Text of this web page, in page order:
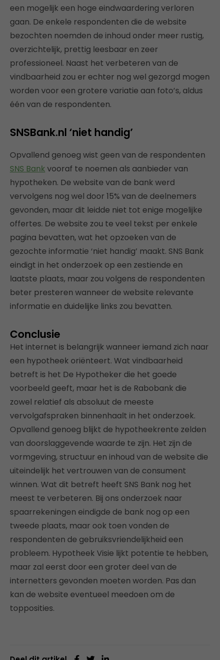
een mogelijk een hoge eindwaardering verloren
gaan. De enkele respondenten die de website
bezochten noemden de inhoud onder meer rustig,
overzichtelijk, prettig leesbaar en zeer
professioneel. Naast het verbeteren van de
vindbaarheid zou er echter nog wel gezorgd mogen
worden voor een grotere variatie aan foto’s, aldus
één van de respondenten.
SNSBank.nl ‘niet handig’
Opvallend genoeg wist geen van de respondenten
SNS Bank vooraf te noemen als aanbieder van
hypotheken. De website van de bank werd
vervolgens nog wel door 15% van de deelnemers
gevonden, maar dit leidde niet tot enige mogelijke
offertes. De website zou te veel tekst per enkele
pagina bevatten, wat het opzoeken van de
gezochte informatie ‘niet handig’ maakt. SNS Bank
eindigt in het onderzoek op een zestiende en
laatste plaats, maar zou volgens de respondenten
beter presteren wanneer de website relevante
informatie en duidelijke links zou bevatten.
Conclusie
Het internet is belangrijk wanneer iemand zich naar
een hypotheek oriënteert. Wat vindbaarheid
betreft is het De Hypotheker die het goede
voorbeeld geeft, maar het is de Rabobank die
zowel relatief als absoluut de meeste
vervolgafspraken binnenhaalt in het onderzoek.
Opvallend genoeg blijkt de hypotheekrente zelden
van doorslaggevende waarde te zijn. Het zijn de
vormgeving, structuur en inhoud van de website die
uiteindelijk het vertrouwen van de consument
winnen. Wat dit betreft heeft SNS Bank nog het
meest te verbeteren. Bij ons onderzoek naar
spaarrekeningen eindigde de bank nog op een
tweede plaats, maar ook toen vonden de
respondenten de gebruiksvriendelijkheid een
probleem. Hypotheek Visie lijkt potentie te hebben,
maar zal eerst door een groter deel van de
internetters gevonden moeten worden. Pas dan
kan de website eventueel meedoen om de
topposities.